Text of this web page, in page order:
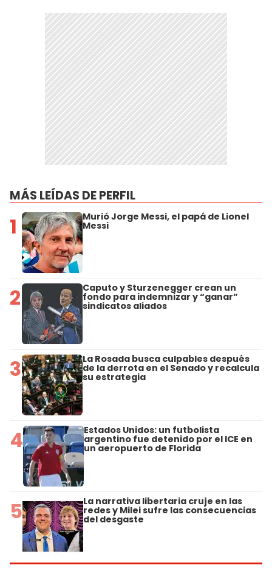
MÁS LEÍDAS DE PERFIL
1 Murió Jorge Messi, el papá de Lionel
Messi
2 Caputo y Sturzenegger crean un
fondo para indemnizar y “ganar”
sindicatos aliados
3 La Rosada busca culpables después
de la derrota en el Senado y recalcula
su estrategia
4 Estados Unidos: un futbolista
argentino fue detenido por el ICE en
un aeropuerto de Florida
5 La narrativa libertaria cruje en las
redes y Milei sufre las consecuencias
del desgaste